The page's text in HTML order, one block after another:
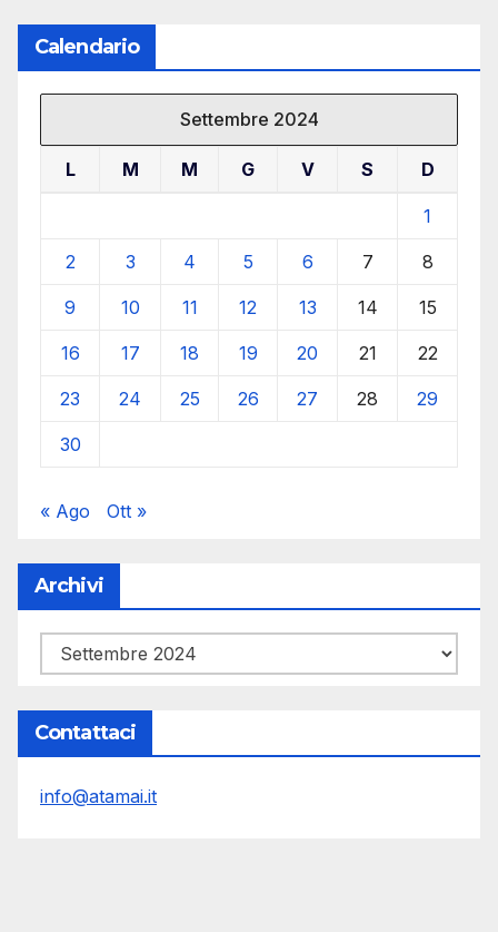
Calendario
Settembre 2024
L M M G V S D
1
2 3 4 5 6 7 8
9 10 11 12 13 14 15
16 17 18 19 20 21 22
23 24 25 26 27 28 29
30
« Ago Ott »
Archivi
Archivi
Contattaci
info@atamai.it